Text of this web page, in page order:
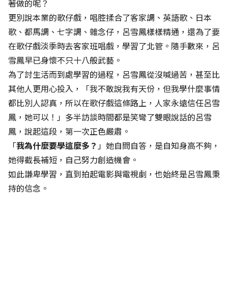
著做的呢？
更別說本業的歌仔戲，唱腔揉合了客家調、英語歌、日本
歌、都馬調、七字調、雜念仔，呂雪鳳樣樣精通，還為了要
在歌仔戲淡季時去客家班唱戲，學習了北管。隨手數來，呂
雪鳳早已身懷不只十八般武藝。
為了討生活而到處學習的過程，呂雪鳳從沒喊過苦，甚至比
其他人更用心投入，「我不敢說我有天份，但我學什麼事情
都比別人認真，所以在歌仔戲這條路上，人家永遠信任呂雪
鳳，她可以！」多半訪談時間都是笑彎了雙眼說話的呂雪
鳳，說起這段，第一次正色嚴肅。
「我為什麼要學這麼多？ 」她自問自答，是自知身高不夠，
她得截長補短，自己努力創造機會。
如此謙卑學習，直到拍起電影與電視劇，也始終是呂雪鳳秉
持的信念。